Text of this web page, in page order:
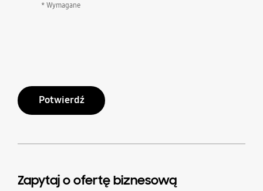
* Wymagane
Potwierdź
Zapytaj o ofertę biznesową